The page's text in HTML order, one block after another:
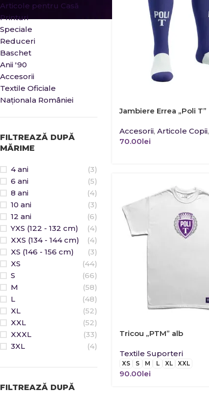
Articole pentru Casă
Printuri
Speciale
Reduceri
Baschet
Anii '90
Accesorii
Textile Oficiale
Naționala României
FILTREAZĂ DUPĂ
MĂRIME
4 ani
(3)
6 ani
(5)
8 ani
(4)
10 ani
(3)
12 ani
(6)
YXS (122 - 132 cm)
(4)
XXS (134 - 144 cm)
(4)
XS (146 - 156 cm)
(3)
XS
(44)
S
(66)
M
(58)
L
(48)
XL
(52)
XXL
(52)
XXXL
(33)
3XL
(4)
FILTREAZĂ DUPĂ
Jambiere Errea „Poli T”
Accesorii, Articole Copii,
70.00lei
Tricou „PTM” alb
Textile Suporteri
XS S M L XL XXL
90.00lei